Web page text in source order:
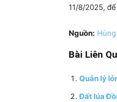
11/8/2025,
Nguồn:
Bài Liên
Quản lý
Đất lúa